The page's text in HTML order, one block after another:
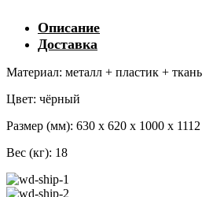
Описание
Доставка
Материал: металл + пластик + ткань
Цвет: чёрный
Размер (мм): 630 x 620 x 1000 x 1112
Вес (кг): 18